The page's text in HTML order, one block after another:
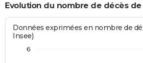
Evolution du nombre de décès de
Données exprimées en nombre de
Insee)
6